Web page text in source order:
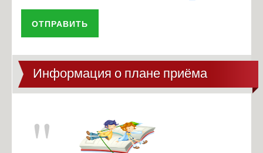
ОТПРАВИТЬ
Информация о плане приёма